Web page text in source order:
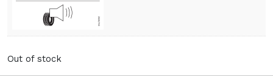
Out of stock